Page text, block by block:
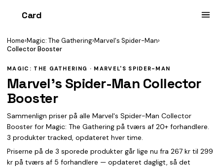
Card
Home›Magic: The Gathering›Marvel's Spider-Man›
Collector Booster
MAGIC: THE GATHERING · MARVEL'S SPIDER-MAN
Marvel's Spider-Man Collector
Booster
Sammenlign priser på alle Marvel's Spider-Man Collector
Booster for Magic: The Gathering på tværs af 20+ forhandlere.
3 produkter tracked, opdateret hver time.
Priserne på de 3 sporede produkter går lige nu fra 267 kr til 299
kr på tværs af 5 forhandlere — opdateret dagligt, så det